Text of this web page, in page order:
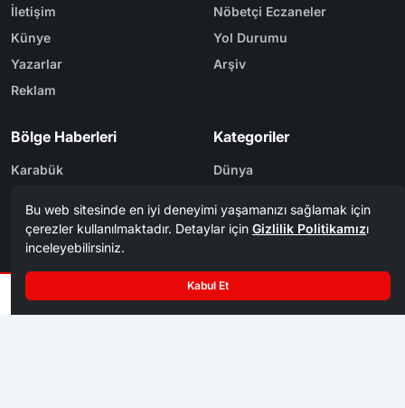
İletişim
Künye
Yazarlar
Reklam
Nöbetçi Eczaneler
Yol Durumu
Arşiv
Bölge Haberleri
Karabük
Kastamonu
Bolu
Zonguldak
Kategoriler
Dünya
Ekonomi
Spor